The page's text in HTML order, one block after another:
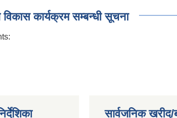
विकास कार्यक्रम सम्बन्धी सूचना
सार्वजनिक